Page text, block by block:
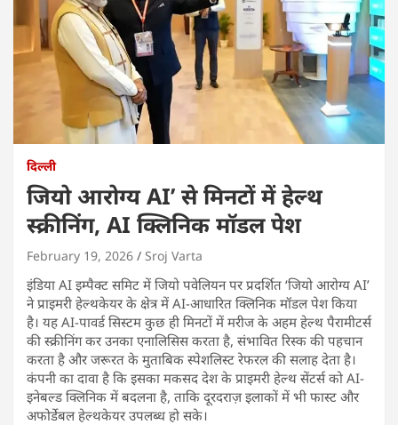
दिल्ली
जियो आरोग्य AI’ से मिनटों में हेल्थ
स्क्रीनिंग, AI क्लिनिक मॉडल पेश
February 19, 2026 Sroj Varta
इंडिया AI इम्पैक्ट समिट में जियो पवेलियन पर प्रदर्शित ‘जियो आरोग्य AI’
ने प्राइमरी हेल्थकेयर के क्षेत्र में AI-आधारित क्लिनिक मॉडल पेश किया
है। यह AI-पावर्ड सिस्टम कुछ ही मिनटों में मरीज के अहम हेल्थ पैरामीटर्स
की स्क्रीनिंग कर उनका एनालिसिस करता है, संभावित रिस्क की पहचान
करता है और जरूरत के मुताबिक स्पेशलिस्ट रेफरल की सलाह देता है।
कंपनी का दावा है कि इसका मकसद देश के प्राइमरी हेल्थ सेंटर्स को AI-
इनेबल्ड क्लिनिक में बदलना है, ताकि दूरदराज़ इलाकों में भी फास्ट और
अफोर्डेबल हेल्थकेयर उपलब्ध हो सके।